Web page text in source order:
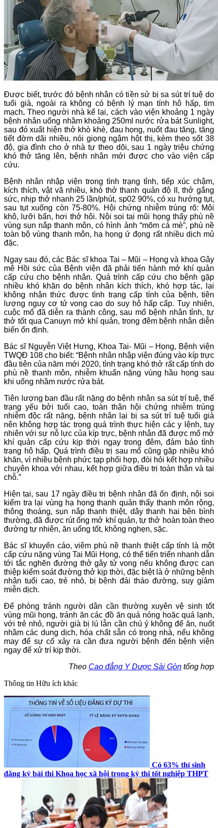
Được biết, trước đó bệnh nhân có tiền sử bị sa sút trí tuệ do
tuổi già, ngoài ra không có bệnh lý mạn tính hô hấp, tim
mạch.Theo người nhà kể lại, cách vào viện khoảng 1 ngày
bệnh nhân uống nhầm khoảng 250ml nước rửa bát Sunlight,
sau đó xuất hiện thở khò khè, đau họng, nuốt đau tăng, tăng
tiết đờm dãi nhiều, nói giọng ngậm hột thị, kèm theo sốt 38
độ, gia đình cho ở nhà tự theo dõi, sau 1 ngày triệu chứng
khó thở tăng lên, bệnh nhân mới được cho vào viện cấp
cứu.
Bệnh nhân nhập viện trong tình trạng tỉnh, tiếp xúc chậm,
kích thích, vật vã nhiều, khó thở thanh quản độ II, thở gắng
sức, nhịp thở nhanh 25 lần/phút, sp02 90%, có xu hướng tụt,
sau tụt xuống còn 75-80%. Hội chứng nhiễm trùng rõ: Môi
khô, lưỡi bẩn, hơi thở hôi. Nội soi tai mũi họng thấy phù nề
vùng sụn nắp thanh môn, có hình ảnh “mõm cá mè”, phù nề
toàn bộ vùng thanh môn, hạ họng ứ đọng rất nhiều dịch mủ
đặc.
Ngay sau đó, các Bác sĩ khoa Tai – Mũi – Họng và khoa Gây
mê Hồi sức của Bệnh viện đã phải tiến hành mở khí quản
cấp cứu cho bệnh nhân. Quá trình cấp cứu cho bệnh gặp
nhiều khó khăn do bệnh nhân kích thích, khó hợp tác, lại
không nhận thức được tình trạng cấp tính của bệnh, tiên
lượng nguy cơ tử vong cao do suy hô hấp cấp. Tuy nhiên,
cuộc mổ đã diễn ra thành công, sau mổ bệnh nhân tỉnh, tự
thở tốt qua Canuyn mở khí quản, trong đêm bệnh nhân diễn
biến ổn định.
Bác sĩ Nguyễn Việt Hưng, Khoa Tai- Mũi – Họng, Bệnh viện
TWQĐ 108 cho biết: “Bệnh nhân nhập viện đúng vào kíp trực
đầu tiên của năm mới 2020, tình trạng khó thở rất cấp tính do
phù nề thanh môn, nhiễm khuẩn nặng vùng hầu họng sau
khi uống nhầm nước rửa bát.
Tiên lượng ban đầu rất nặng do bệnh nhân sa sút trí tuệ, thể
trạng yếu bởi tuổi cao, toàn thân hội chứng nhiễm trùng
nhiễm độc rất nặng, bệnh nhân lại bị sa sút trí tuệ tuổi già
nên không hợp tác trong quá trình thực hiện các y lệnh, tuy
nhiên với sự nỗ lực của kíp trực, bệnh nhân đã được mổ mở
khí quản cấp cứu kịp thời ngay trong đêm, đảm bảo tình
trạng hô hấp. Quá trình điều trị sau mổ cũng gặp nhiều khó
khăn, vì nhiều bệnh phức tạp phối hợp, đòi hỏi kết hợp nhiều
chuyên khoa với nhau, kết hợp giữa điều trị toàn thân và tại
chỗ.”
Hiện tại, sau 17 ngày điều trị bệnh nhân đã ổn định, nội soi
kiểm tra lại vùng hạ họng thanh quản thấy thanh môn rộng,
thông thoáng, sụn nắp thanh thiệt, dây thanh hai bên bình
thường, đã được rút ống mở khí quản, tự thở hoàn toàn theo
đường tự nhiên, ăn uống tốt, không nghẹn, sặc.
Bác sĩ khuyến cáo, viêm phù nề thanh thiệt cấp tính là một
cấp cứu nặng vùng Tai Mũi Họng, có thể tiến triển nhanh dẫn
tới tắc nghẽn đường thở gây tử vong nếu không được can
thiệp kiểm soát đường thở kịp thời, đặc biệt là ở những bệnh
nhân tuổi cao, trẻ nhỏ, bị bệnh đái tháo đường, suy giảm
miễn dịch.
Để phòng tránh người dân cần thường xuyên vệ sinh tốt
vùng mũi họng, tránh ăn các đồ ăn quá nóng hoặc quá lạnh,
với trẻ nhỏ, người già bị lú lẫn cần chú ý không để ăn, nuốt
nhầm các dung dịch, hóa chất sẵn có trong nhà, nếu không
may để sự cố xảy ra cần đưa người bệnh đến bệnh viện
ngay để xử trí kịp thời.
Theo Cao đẳng Y Dược Sài Gòn tổng hợp
Thông tin Hữu ích khác
Có 63% thí sinh
đăng ký bài thi Khoa học xã hội trong kỳ thi tốt nghiệp THPT